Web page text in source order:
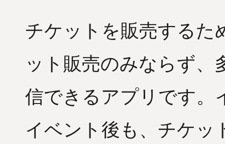
チケットを販売するた
ット販売のみならず、
信できるアプリです。
イベント後も、チケッ